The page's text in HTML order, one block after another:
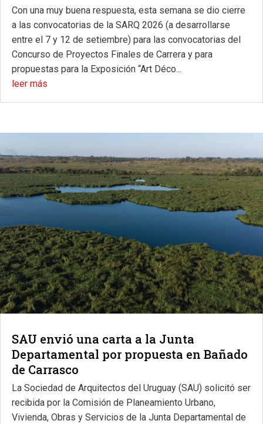
Con una muy buena respuesta, esta semana se dio cierre
a las convocatorias de la SARQ 2026 (a desarrollarse
entre el 7 y 12 de setiembre) para las convocatorias del
Concurso de Proyectos Finales de Carrera y para
propuestas para la Exposición “Art Déco...
leer más
SAU envió una carta a la Junta
Departamental por propuesta en Bañado
de Carrasco
La Sociedad de Arquitectos del Uruguay (SAU) solicitó ser
recibida por la Comisión de Planeamiento Urbano,
Vivienda, Obras y Servicios de la Junta Departamental de